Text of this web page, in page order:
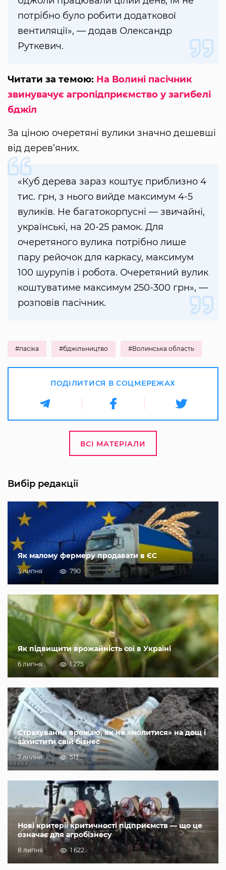
потрібно було робити додаткової
вентиляції», — додав Олександр
Руткевич.
Читати за темою: На Волині пасічник
звинувачує агропідприємство у загибелі
бджіл
За ціною очеретяні вулики значно дешевші
від дерев’яних.
«Куб дерева зараз коштує приблизно 4
тис. грн, з нього вийде максимум 4-5
вуликів. Не багатокорпусні — звичайні,
українські, на 20-25 рамок. Для
очеретяного вулика потрібно лише
пару рейочок для каркасу, максимум
100 шурупів і робота. Очеретяний вулик
коштуватиме максимум 250-300 грн», —
розповів пасічник.
#пасіка #бджільництво #Волинська область
ПОДІЛИТИСЯ В СОЦМЕРЕЖАХ
ВСІ МАТЕРІАЛИ
Вибір редакції
Як малому фермеру продавати в ЄС
3 липня 790
Як підвищити врожайність сої в Україні
6 липня 1 275
Страхування врожаю, як не «молитися» на дощ і
захистити свій бізнес
7 липня 513
Нові критерії критичності підприємств — що це
означає для агробізнесу
8 липня 1 622